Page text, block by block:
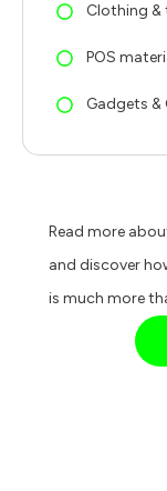
Clothing &
POS
Gadgets &
Read more
and discover
is much more